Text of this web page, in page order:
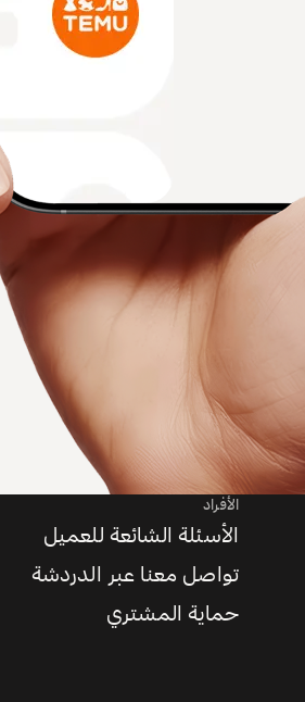
الأفراد
الأسئلة الشائعة للعميل
تواصل معنا عبر الدردشة
حماية المشتري